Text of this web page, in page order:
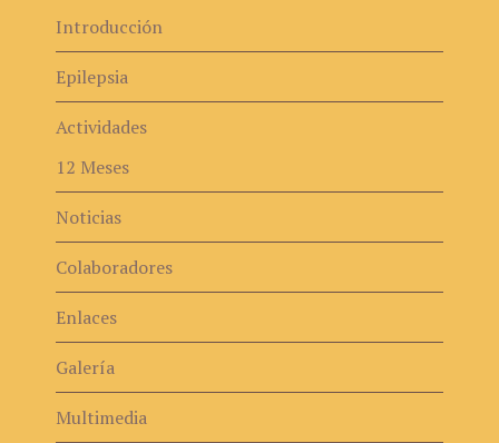
Introducción
Epilepsia
Actividades
12 Meses
Noticias
Colaboradores
Enlaces
Galería
Multimedia